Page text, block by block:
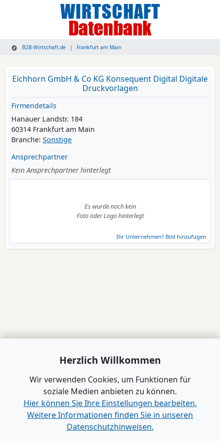
B2B-Wirtschaft.de Frankfurt am Main
Eichhorn GmbH & Co KG Konsequent Digital Digitale
Druckvorlagen
Firmendetails
Hanauer Landstr. 184
60314 Frankfurt am Main
Branche: Sonstige
Ansprechpartner
Kein Ansprechpartner hinterlegt
Es wurde noch kein
Foto oder Logo hinterlegt
Ihr Unternehmen? Bild hinzufügen
Herzlich Willkommen
Wir verwenden Cookies, um Funktionen für
soziale Medien anbieten zu können.
Hier können Sie Ihre Einstellungen bearbeiten.
Weitere Informationen finden Sie in unseren
Datenschutzhinweisen.